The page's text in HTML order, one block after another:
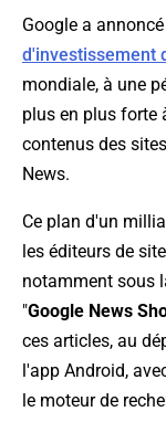
Google a
d'investissement
mondiale, à une
plus en plus forte
contenus des
News.
Ce plan d'un
les éditeurs de
notamment sous
"Google News
ces articles, au
l'app Android,
le moteur de